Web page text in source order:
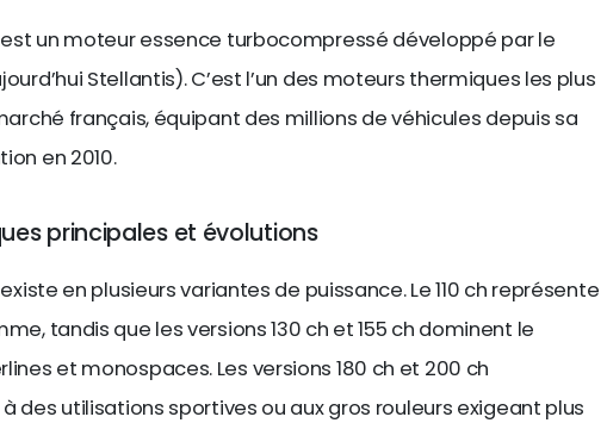
est un moteur essence turbocompressé développé par le
Stellantis). C’est l’un des moteurs thermiques les plus
français, équipant des millions de véhicules depuis sa
en 2010.
principales et évolutions
existe en plusieurs variantes de puissance. Le 110 ch représente
tandis que les versions 130 ch et 155 ch dominent le
et monospaces. Les versions 180 ch et 200 ch
des utilisations sportives ou aux gros rouleurs exigeant plus